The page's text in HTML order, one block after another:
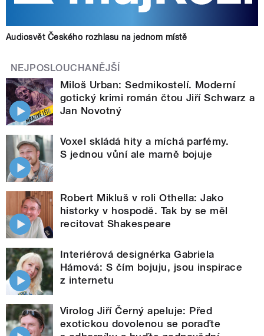
Audiosvět Českého rozhlasu na jednom místě
NEJPOSLOUCHANĚJŠÍ
Miloš Urban: Sedmikostelí. Moderní
gotický krimi román čtou Jiří Schwarz a
Jan Novotný
Voxel skládá hity a míchá parfémy.
S jednou vůní ale marně bojuje
Robert Mikluš v roli Othella: Jako
historky v hospodě. Tak by se měl
recitovat Shakespeare
Interiérová designérka Gabriela
Hámová: S čím bojuju, jsou inspirace
z internetu
Virolog Jiří Černý apeluje: Před
exotickou dovolenou se poraďte